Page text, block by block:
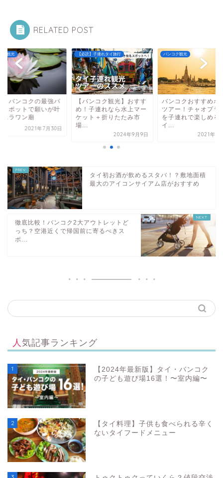
RELATED POST
ク観光
、バンコクの最強パ
スポットで願いが叶
エラワン廟
2021年7月30日
【必読】子連れタイ旅行
【バンコク観光】おすす
め！子連れなら水上マー
ケット＋折りたたみ市
場...
2024年9月9日
バンコク観光
バンコクおすすめボ
ツアー！チャオプラ
を子連れで楽しめる
イ...
2021年8
タイ初お酒が飲めるスタバ！？敷地面積
最大のアイコンサイアム店がおすすめ
徹底比較！バンコク2大アウトレットど
っち？空港近くで帰国前に寄るべきス
ポ...
人気記事ランキング
1
【2024年最新版】タイ・バンコク
の子ども遊び場16選！〜室内編〜
2
【タイ料理】子供も食べられる辛く
ないタイフードメニュー